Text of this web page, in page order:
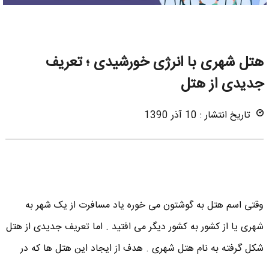
هتل شهری با انرژی خورشیدی ؛ تعریف
جدیدی از هتل
تاریخ انتشار : 10 آذر 1390
وقتی اسم هتل به گوشتون می خوره یاد مسافرت از یک شهر به
شهری یا از کشور به کشور دیگر می افتید . اما تعریف جدیدی از هتل
شکل گرفته به نام هتل شهری . هدف از ایجاد این هتل ها که در